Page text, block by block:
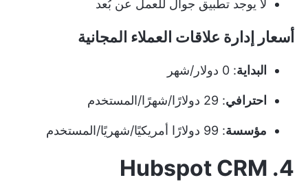
لا يوجد تطبيق جوال للعمل عن بُعد
أسعار إدارة علاقات العملاء المجانية
البداية: 0 دولار/شهر
احترافي: 29 دولارًا/شهرًا/المستخدم
مؤسسة: 99 دولارًا أمريكيًا/شهريًا/المستخدم
4. Hubspot CRM